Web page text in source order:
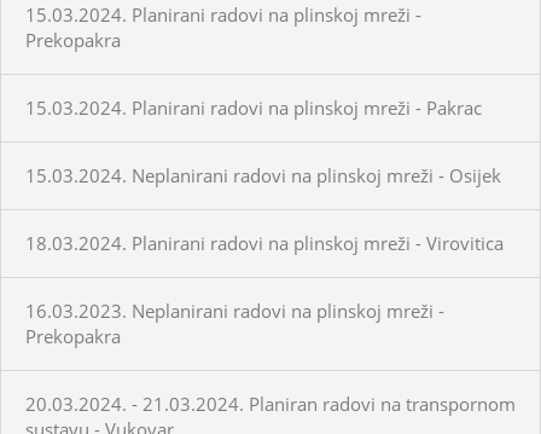
15.03.2024. Planirani radovi na plinskoj mreži -
Prekopakra
15.03.2024. Planirani radovi na plinskoj mreži - Pakrac
15.03.2024. Neplanirani radovi na plinskoj mreži - Osijek
18.03.2024. Planirani radovi na plinskoj mreži - Virovitica
16.03.2023. Neplanirani radovi na plinskoj mreži -
Prekopakra
20.03.2024. - 21.03.2024. Planiran radovi na transpornom
sustavu - Vukovar